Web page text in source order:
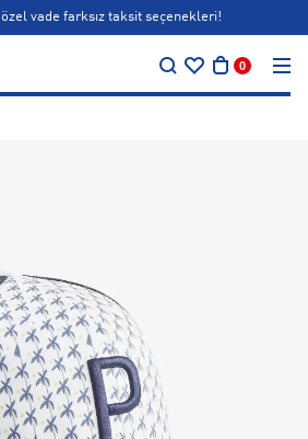
vade farksız taksit seçenekleri!
0